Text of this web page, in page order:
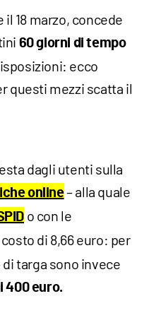
18 marzo, concede
60 giorni di tempo
ecco
questi mezzi scatta il
dagli utenti sulla
online– alla quale
o con le
costo di 8,66 euro: per
targa sono invece
400 euro.